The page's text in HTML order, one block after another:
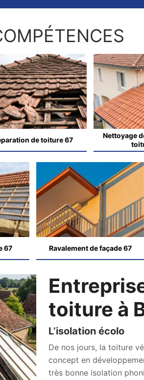
de toiture 67
Nettoyage
67 Ravalement de façade 67
toiture à
L’isolation écolo
De nos jours, la toiture
concept en
très bonne isolation